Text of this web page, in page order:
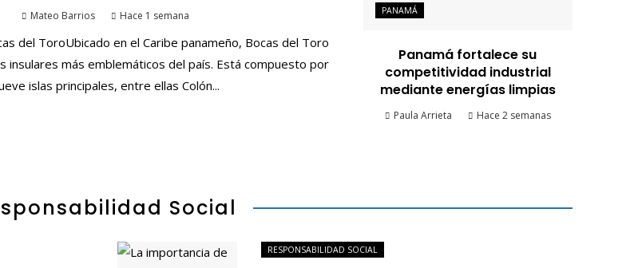
Mateo Barrios Hace 1 semana
del ToroUbicado en el Caribe panameño, Bocas del Toro
insulares más emblemáticos del país. Está compuesto por
islas principales, entre ellas Colón...
PANAMÁ
Panamá fortalece su
competitividad industrial
mediante energías limpias
Paula Arrieta Hace 2 semanas
Social
RESPONSABILIDAD SOCIAL